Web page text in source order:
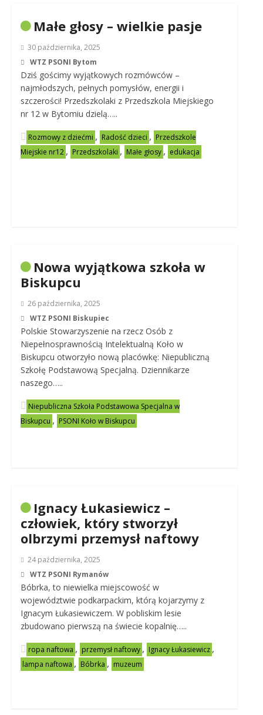
Małe głosy – wielkie pasje
30 października, 2025
WTZ PSONI Bytom
Dziś gościmy wyjątkowych rozmówców –
najmłodszych, pełnych pomysłów, energii i
szczerości! Przedszkolaki z Przedszkola Miejskiego
nr 12 w Bytomiu dzielą…..
Rozmowy z dziećmi , Radość dzieci , Przedszkole
Miejskie nr12 , Przedszkolaki , Małe głosy , edukacja
Nowa wyjątkowa szkoła w
Biskupcu
26 października, 2025
WTZ PSONI Biskupiec
Polskie Stowarzyszenie na rzecz Osób z
Niepełnosprawnością Intelektualną Koło w
Biskupcu otworzyło nową placówkę: Niepubliczną
Szkołę Podstawową Specjalną. Dziennikarze
naszego…..
Niepubliczna Szkoła Podstawowa Specjalna w
Biskupcu , PSONI Koło w Biskupcu
Ignacy Łukasiewicz –
człowiek, który stworzył
olbrzymi przemysł naftowy
24 października, 2025
WTZ PSONI Rymanów
Bóbrka, to niewielka miejscowość w
województwie podkarpackim, którą kojarzymy z
Ignacym Łukasiewiczem. W pobliskim lesie
zbudowano pierwszą na świecie kopalnię…..
ropa naftowa , przemysł naftowy , Ignacy Łukasiewicz ,
lampa naftowa , Bóbrka , muzeum